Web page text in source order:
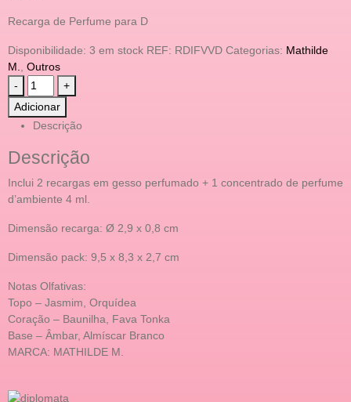
Recarga de Perfume para D
Disponibilidade: 3 em stock REF: RDIFVVD Categorias: Mathilde
M.
Outros
-
+
Adicionar
Descrição
Descrição
Inclui 2 recargas em gesso perfumado + 1 concentrado de perfume
d’ambiente 4 ml.
Dimensão recarga: Ø 2,9 x 0,8 cm
Dimensão pack: 9,5 x 8,3 x 2,7 cm
Notas Olfativas:
Topo – Jasmim, Orquídea
Coração – Baunilha, Fava Tonka
Base – Âmbar, Almíscar Branco
MARCA: MATHILDE M.